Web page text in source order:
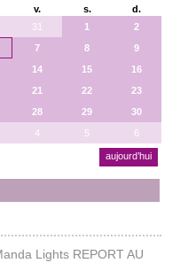
v. s.
d.
31 1
2
7 8
9
14 15
16
21 22
23
28 29
30
4 5 6
aujourd’hui
Lights REPORT AU